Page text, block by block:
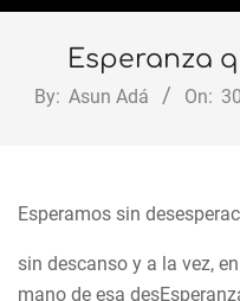
Esperanza
By: Asun Adá On:
Esperamos sin
sin descanso y a la vez,
mano de esa